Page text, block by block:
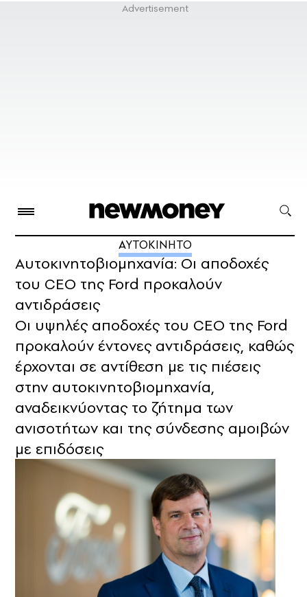
ΑΥΤΟΚΙΝΗΤΟ
Αυτοκινητοβιομηχανία: Οι αποδοχές
του CEO της Ford προκαλούν
αντιδράσεις
Οι υψηλές αποδοχές του CEO της Ford
προκαλούν έντονες αντιδράσεις, καθώς
έρχονται σε αντίθεση με τις πιέσεις
στην αυτοκινητοβιομηχανία,
αναδεικνύοντας το ζήτημα των
ανισοτήτων και της σύνδεσης αμοιβών
με επιδόσεις